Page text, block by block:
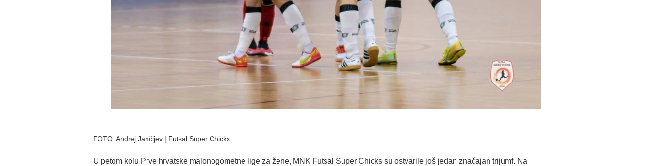
FOTO: Andrej Jančijev | Futsal Super Chicks
U petom kolu Prve hrvatske malonogometne lige za žene, MNK Futsal Super Chicks su ostvarile još jedan značajan trijumf. Na